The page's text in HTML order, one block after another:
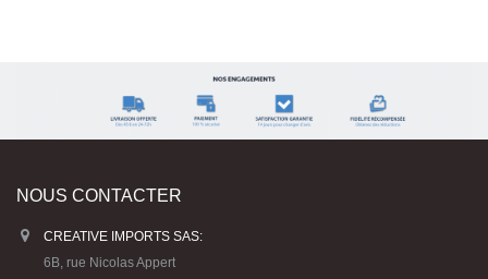
NOUS CONTACTER
CREATIVE IMPORTS SAS:
6B, rue Nicolas Appert